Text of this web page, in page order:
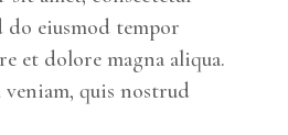
eiusmod tempor
et dolore magna aliqua.
quis nostrud